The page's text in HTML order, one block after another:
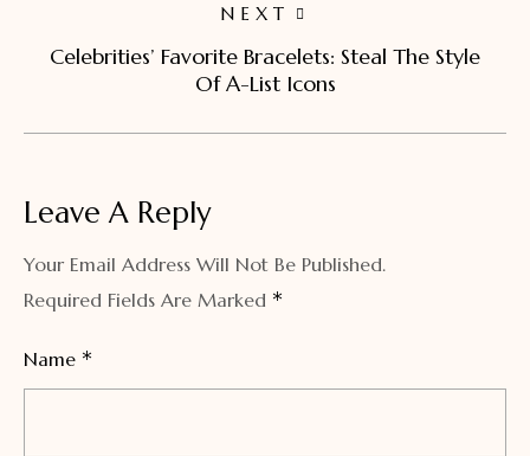
NEXT
Celebrities’ Favorite Bracelets: Steal The Style
Of A-List Icons
Leave A Reply
Your Email Address Will Not Be Published.
Required Fields Are Marked *
Name *